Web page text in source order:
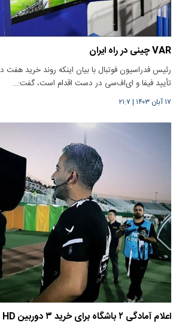
VAR چینی در راه ایران
تأیید فیفا و ای‌اف‌سی در دست اقدام است، گفت:…
۱۷ آبان ۱۴۰۳ | ۲۱:۷
اعلام آمادگی ۲ باشگاه برای خرید ۳ دوربین HD